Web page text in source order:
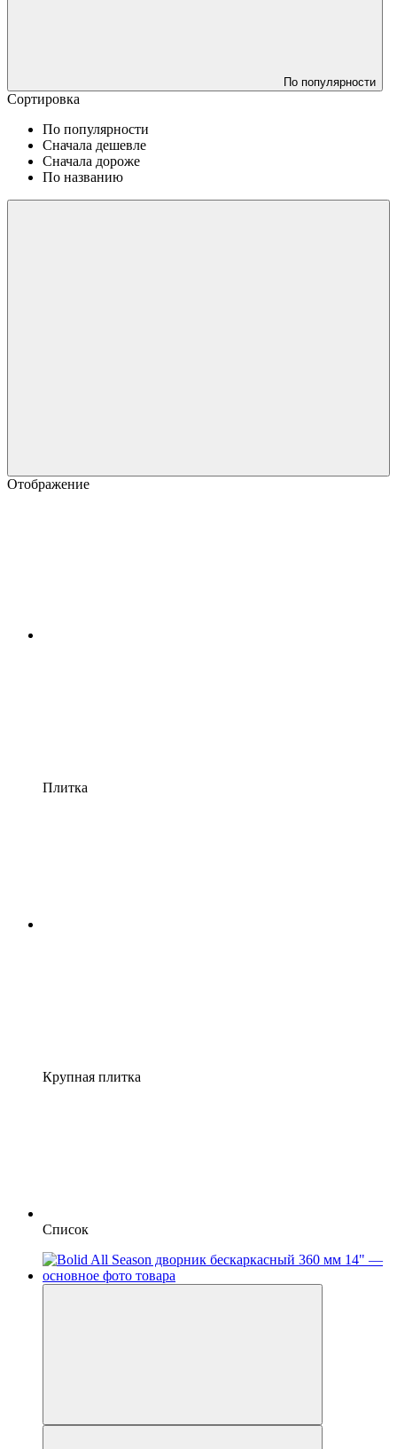
По популярности
Сортировка
По популярности
Сначала дешевле
Сначала дороже
По названию
Отображение
Плитка
Крупная плитка
Список